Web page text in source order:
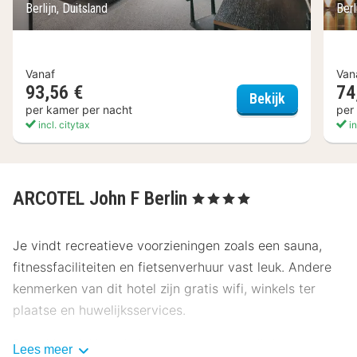
Berlijn, Duitsland
Vanaf
93,56 €
per kamer per nacht
incl. citytax
Bekijk The Social
per
ARCOTEL John F Berlin , 4 Sterren
Je vindt recreatieve voorzieningen zoals een sauna,
fitnessfaciliteiten en fietsenverhuur vast leuk. Andere
kenmerken van dit hotel zijn gratis wifi, winkels ter
plaatse en huwelijksservices.
Bestel iets lekkers in het restaurant van dit hotel, waar
Lees meer